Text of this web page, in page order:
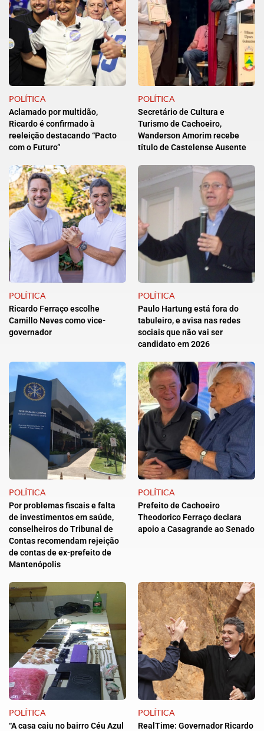
POLÍTICA
Aclamado por multidão,
Ricardo é confirmado à
reeleição destacando “Pacto
com o Futuro”
POLÍTICA
Secretário de Cultura e
Turismo de Cachoeiro,
Wanderson Amorim recebe
título de Castelense Ausente
POLÍTICA
Ricardo Ferraço escolhe
Camillo Neves como vice-
governador
POLÍTICA
Paulo Hartung está fora do
tabuleiro, e avisa nas redes
sociais que não vai ser
candidato em 2026
POLÍTICA
Por problemas fiscais e falta
de investimentos em saúde,
conselheiros do Tribunal de
Contas recomendam rejeição
de contas de ex-prefeito de
Mantenópolis
POLÍTICA
Prefeito de Cachoeiro
Theodorico Ferraço declara
apoio a Casagrande ao Senado
POLÍTICA
“A casa caiu no bairro Céu Azul
POLÍTICA
RealTime: Governador Ricardo